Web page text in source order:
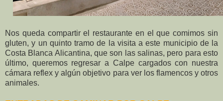
Nos queda compartir el restaurante en el que comimos sin
gluten, y un quinto tramo de la visita a este municipio de la
Costa Blanca Alicantina, que son las salinas, pero para esto
último, queremos regresar a Calpe cargados con nuestra
cámara reflex y algún objetivo para ver los flamencos y otros
animales.